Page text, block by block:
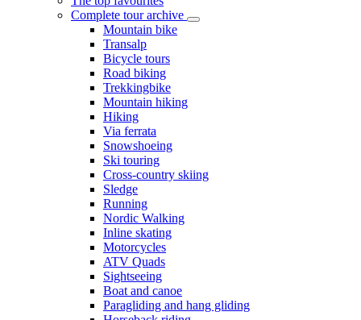
Complete tour archive
Mountain bike
Transalp
Bicycle tours
Road biking
Trekkingbike
Mountain hiking
Hiking
Via ferrata
Snowshoeing
Ski touring
Cross-country skiing
Sledge
Running
Nordic Walking
Inline skating
Motorcycles
ATV Quads
Sightseeing
Boat and canoe
Paragliding and hang gliding